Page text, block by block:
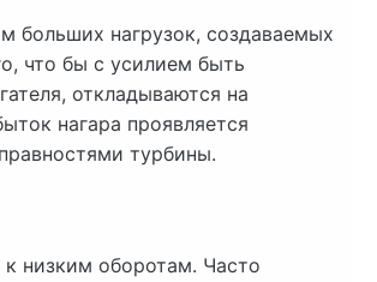
больших нагрузок, создаваемых
что бы с усилием быть
откладываются на
нагара проявляется
турбины.
низким оборотам. Часто